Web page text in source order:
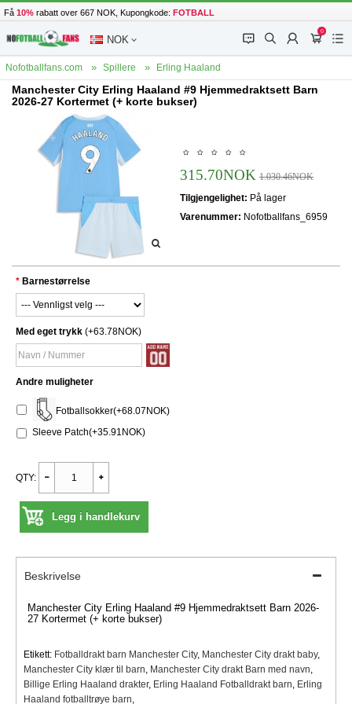
Få 10% rabatt over 667 NOK, Kupongkode: FOTBALL
NOK 󰂱 󰂨 󰃳
0
󰃦 󰃖
Nofotballfans.com Spillere Erling Haaland
Manchester City Erling Haaland #9 Hjemmedraktsett Barn
2026-27 Kortermet (+ korte bukser)
315.70NOK 1.030.46NOK
Tilgjengelighet: På lager
Varenummer: Nofotballfans_6959
Barnestørrelse
Med eget trykk (+63.78NOK)
Andre muligheter
Fotballsokker(+68.07NOK)
Sleeve Patch(+35.91NOK)
QTY:
Legg i handlekurv
Beskrivelse
Manchester City Erling Haaland #9 Hjemmedraktsett Barn 2026-
27 Kortermet (+ korte bukser)
Etikett: Fotballdrakt barn Manchester City, Manchester City drakt baby,
Manchester City klær til barn Manchester City drakt Barn med navn
Billige Erling Haaland drakter, Erling Haaland Fotballdrakt barn Erling
Haaland fotballtrøye barn